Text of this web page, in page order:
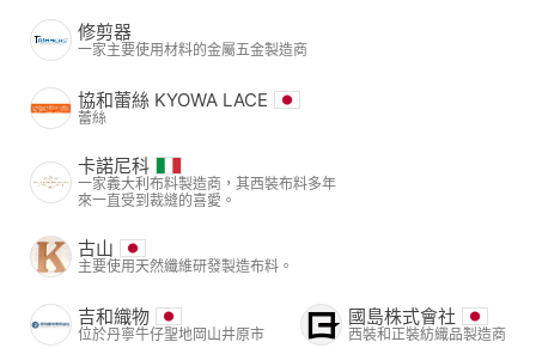
修剪器
一家主要使用材料的金屬五金製造商
協和蕾絲 KYOWA LACE
蕾絲
卡諾尼科
一家義大利布料製造商，其西裝布料多年
來一直受到裁縫的喜愛。
古山
主要使用天然纖維研發製造布料。
吉和織物
位於丹寧牛仔聖地岡山井原市
國島株式會社
西裝和正裝紡織品製造商